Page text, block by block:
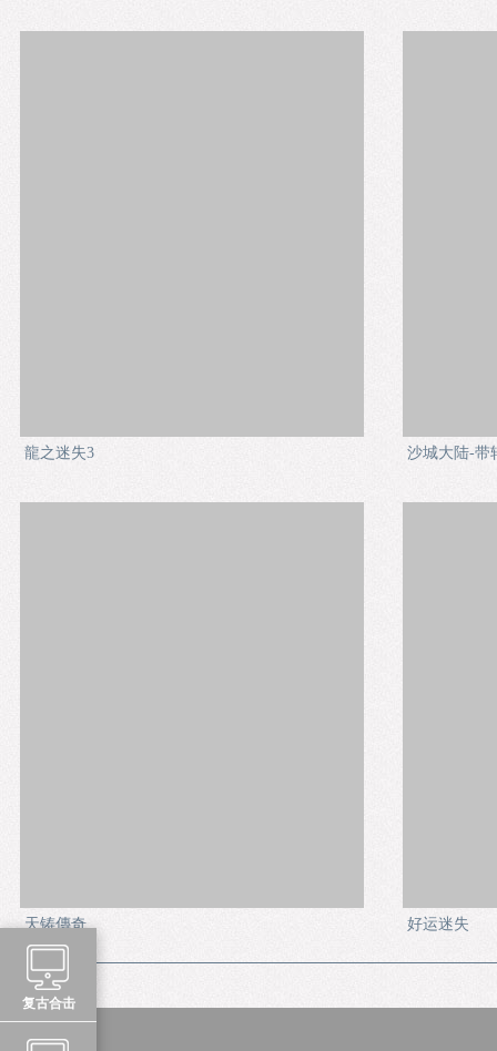
龍之迷失3 沙城大陆-带
天铸傳奇 好运迷失
复古合击